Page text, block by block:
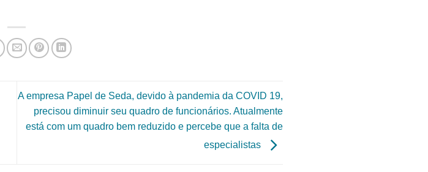
A empresa Papel de Seda, devido à pandemia da COVID 19,
precisou diminuir seu quadro de funcionários. Atualmente
está com um quadro bem reduzido e percebe que a falta de
especialistas